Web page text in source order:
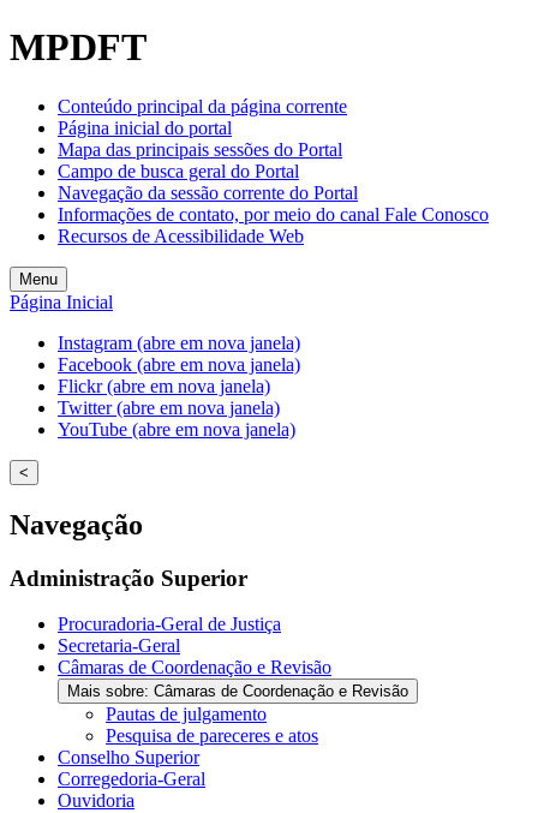
Welcome
to
One
Accessibility
screen
reader.
start
All
in
One
Accessibility
screen
reader,
press
"Ctrl
/".
This
shortcut
activates
screen
help
navigate
content.
MPDFT
Conteúdo principal da página corrente
Página inicial do portal
Mapa das principais sessões do Portal
Campo de busca geral do Portal
Navegação da sessão corrente do Portal
Informações de contato, por meio do canal Fale Conosco
Recursos de Acessibilidade Web
Menu
Página Inicial
Instagram (abre em nova janela)
Facebook (abre em nova janela)
Flickr (abre em nova janela)
Twitter (abre em nova janela)
YouTube (abre em nova janela)
<
Navegação
Administração Superior
Procuradoria-Geral de Justiça
Secretaria-Geral
Câmaras de Coordenação e Revisão
Mais sobre: Câmaras de Coordenação e Revisão
Pautas de julgamento
Pesquisa de pareceres e atos
Conselho Superior
Corregedoria-Geral
Ouvidoria